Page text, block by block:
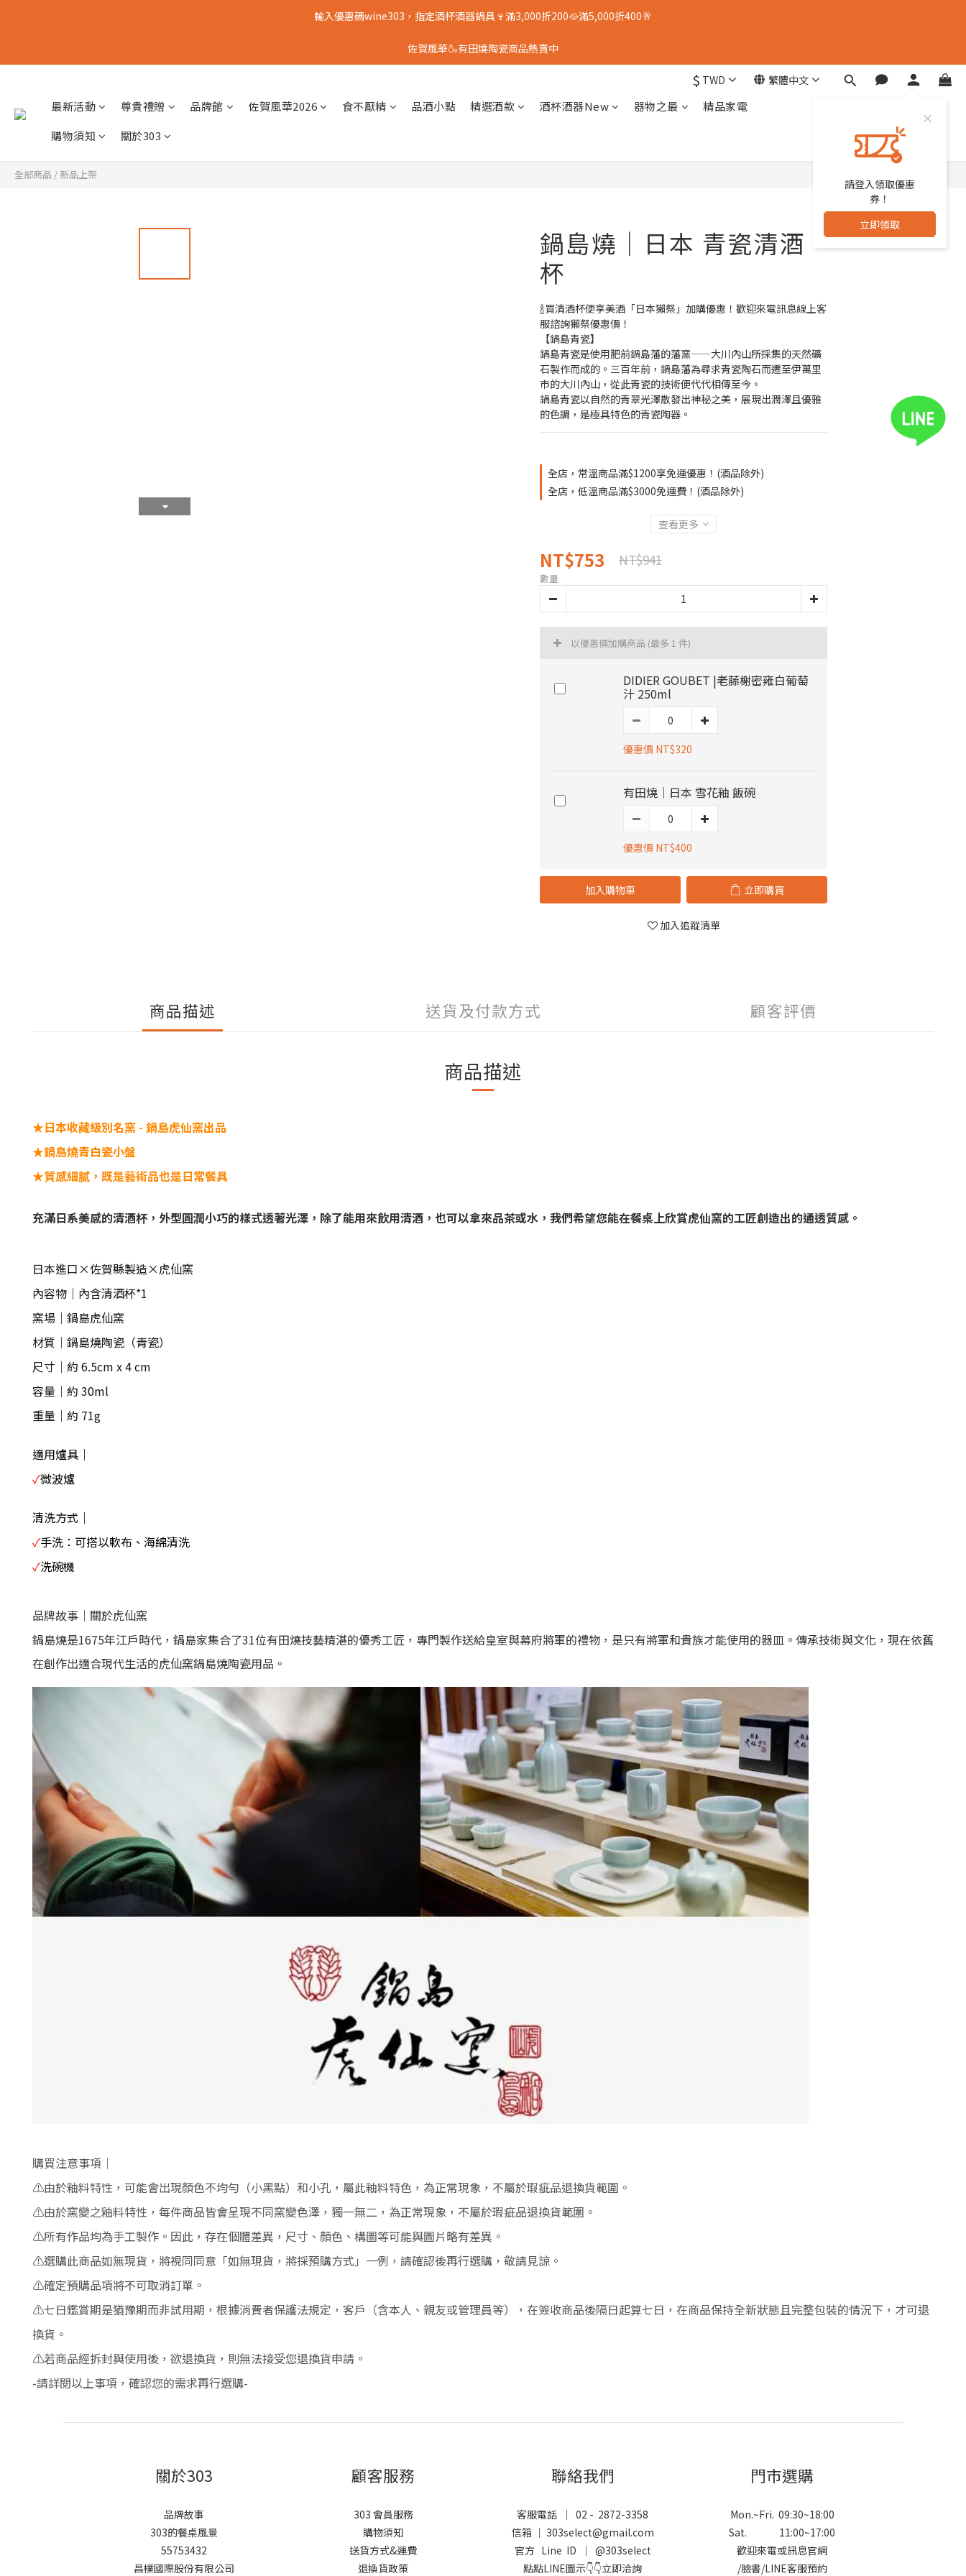
輸入優惠碼wine303，指定酒杯酒器鍋具🍷滿3,000折200🥘滿5,000折400🥂
佐賀風華🍶有田燒陶瓷商品熱賣中
$ TWD 繁體中文
請登入領取優惠
券！
立即領取
最新活動 尊貴禮贈 品牌館 佐賀風華2026 食不厭精 品酒小點 精選酒款 酒杯酒器New 器物之最
精品家電
購物須知
關於303
全部商品 /新品上架
鍋島燒｜日本 青瓷清酒
杯
🍾買清酒杯便享美酒「日本獺祭」加購優惠！歡迎來電訊息線上客
服諮詢獺祭優惠價！
【鍋島青瓷】
鍋島青瓷是使用肥前鍋島藩的藩窯——大川內山所採集的天然礦
石製作而成的。三百年前，鍋島藩為尋求青瓷陶石而遷至伊萬里
市的大川內山，從此青瓷的技術便代代相傳至今。
鍋島青瓷以自然的青翠光澤散發出神秘之美，展現出潤澤且優雅
的色調，是極具特色的青瓷陶器。
全店，常溫商品滿$1200享免運優惠！(酒品除外)
全店，低溫商品滿$3000免運費！(酒品除外)
查看更多
NT$753 NT$941
數量
以優惠價加購商品 (最多 1 件)
DIDIER GOUBET |老藤榭密雍白葡萄
汁 250ml
優惠價 NT$320
有田燒｜日本 雪花釉 飯碗
優惠價 NT$400
加入購物車 立即購買
加入追蹤清單
商品描述 送貨及付款方式 顧客評價
商品描述
★日本收藏級別名窯 - 鍋島虎仙窯出品
★鍋島燒青白瓷小盤
★質感細膩，既是藝術品也是日常餐具
充滿日系美感的清酒杯，外型圓潤小巧的樣式透著光澤，除了能用來飲用清酒，也可以拿來品茶或水，我們希望您能在餐桌上欣賞虎仙窯的工匠創造出的通透質感。
日本進口×佐賀縣製造×虎仙窯
內容物｜內含清酒杯*1
窯場｜鍋島虎仙窯
材質｜鍋島燒陶瓷（青瓷）
尺寸｜約 6.5cm x 4 cm
容量｜約 30ml
重量｜約 71g
適用爐具｜
✓微波爐
清洗方式｜
✓手洗：可搭以軟布、海綿清洗
✓洗碗機
品牌故事｜關於虎仙窯
鍋島燒是1675年江戶時代，鍋島家集合了31位有田燒技藝精湛的優秀工匠，專門製作送給皇室與幕府將軍的禮物，是只有將軍和貴族才能使用的器皿。傳承技術與文化，現在依舊
在創作出適合現代生活的虎仙窯鍋島燒陶瓷用品。
購買注意事項｜
⚠️由於釉料特性，可能會出現顏色不均勻（小黑點）和小孔，屬此釉料特色，為正常現象，不屬於瑕疵品退換貨範圍。
⚠️由於窯變之釉料特性，每件商品皆會呈現不同窯變色澤，獨一無二，為正常現象，不屬於瑕疵品退換貨範圍。
⚠️所有作品均為手工製作。 因此，存在個體差異，尺寸、顏色、構圖等可能與圖片略有差異。
⚠️選購此商品如無現貨，將視同同意「如無現貨，將採預購方式」一例，請確認後再行選購，敬請見諒。
⚠️確定預購品項將不可取消訂單。
⚠️七日鑑賞期是猶豫期而非試用期，根據消費者保護法規定，客戶（含本人、親友或管理員等），在簽收商品後隔日起算七日，在商品保持全新狀態且完整包裝的情況下，才可退
換貨。
⚠️若商品經拆封與使用後，欲退換貨，則無法接受您退換貨申請。
-請詳閱以上事項，確認您的需求再行選購-
立即購買
關於303
品牌故事
303的餐桌風景
55753432
昌樸國際股份有限公司
顧客服務
303 會員服務
購物須知
送貨方式&運費
退換貨政策
聯絡我們
客服電話 ｜ 02 - 2872-3358
信箱 ｜ 303select@gmail.com
官方 Line ID ｜ @303select
點點LINE圖示👇👇立即洽詢
門市選購
Mon.~Fri. 09:30~18:00
Sat. 11:00~17:00
歡迎來電或訊息官網
/臉書/LINE客服預約